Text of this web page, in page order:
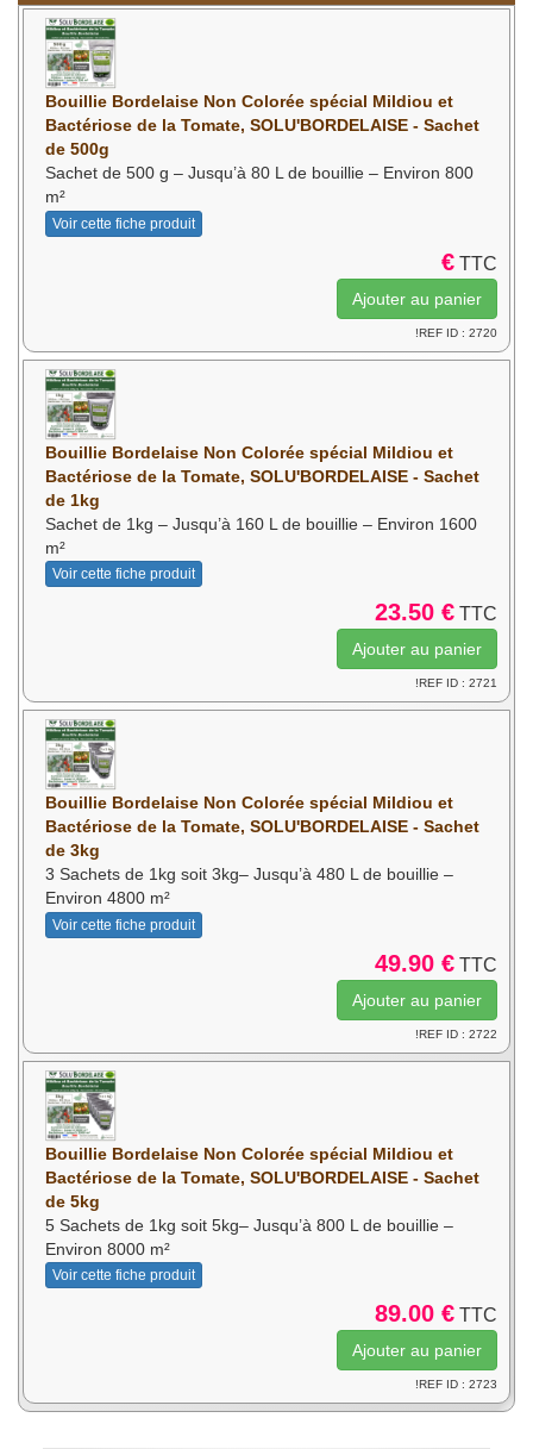
Bouillie Bordelaise Non Colorée spécial Mildiou et
Bactériose de la Tomate, SOLU'BORDELAISE - Sachet
de 500g
Sachet de 500 g – Jusqu’à 80 L de bouillie – Environ 800
m²
Voir cette fiche produit
€ TTC
!REF ID : 2720
Bouillie Bordelaise Non Colorée spécial Mildiou et
Bactériose de la Tomate, SOLU'BORDELAISE - Sachet
de 1kg
Sachet de 1kg – Jusqu’à 160 L de bouillie – Environ 1600
m²
Voir cette fiche produit
23.50 € TTC
!REF ID : 2721
Bouillie Bordelaise Non Colorée spécial Mildiou et
Bactériose de la Tomate, SOLU'BORDELAISE - Sachet
de 3kg
3 Sachets de 1kg soit 3kg– Jusqu’à 480 L de bouillie –
Environ 4800 m²
Voir cette fiche produit
49.90 € TTC
!REF ID : 2722
Bouillie Bordelaise Non Colorée spécial Mildiou et
Bactériose de la Tomate, SOLU'BORDELAISE - Sachet
de 5kg
5 Sachets de 1kg soit 5kg– Jusqu’à 800 L de bouillie –
Environ 8000 m²
Voir cette fiche produit
89.00 € TTC
!REF ID : 2723